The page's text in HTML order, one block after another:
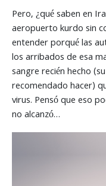
Pero, ¿qué saben en
aeropuerto kurdo sin
entender porqué las
los arribados de esa
sangre recién hecho
recomendado hacer)
virus. Pensó que eso
no alcanzó…